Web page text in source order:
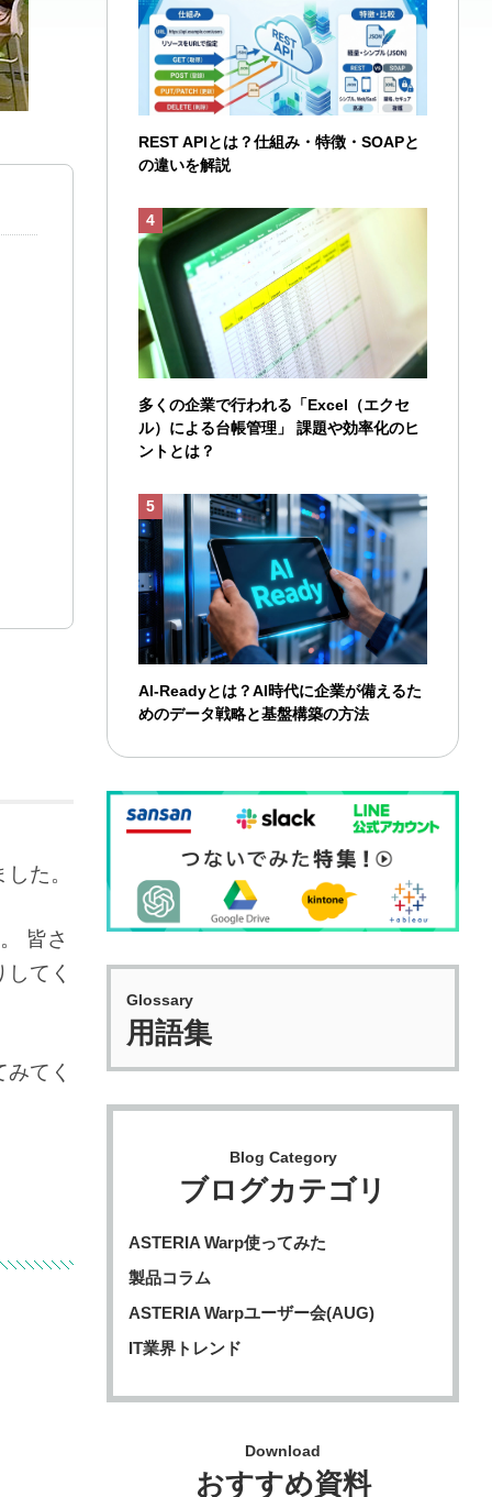
た。
皆さ
てく
てく
REST APIとは？仕組み・特徴・SOAPと
の違いを解説
多くの企業で行われる「Excel（エクセ
ル）による台帳管理」 課題や効率化のヒ
ントとは？
AI-Readyとは？AI時代に企業が備えるた
めのデータ戦略と基盤構築の方法
Glossary
用語集
Blog Category
ブログカテゴリ
ASTERIA Warp使ってみた
製品コラム
ASTERIA Warpユーザー会(AUG)
IT業界トレンド
Download
おすすめ資料